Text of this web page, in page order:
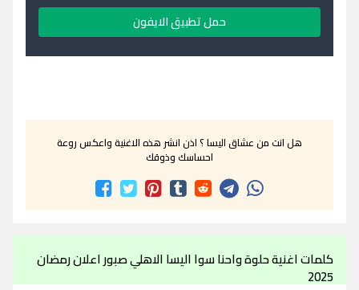
حمل تطبيق الايفون
هل انت من عشاق اليسا ؟ اذن انشر هذه الاغنية واعكس روعة
احساسك وذوقك
كلمات اغنية حلوة واحنا سوا اليسا الاهلي صبور اعلان رمضان
2025